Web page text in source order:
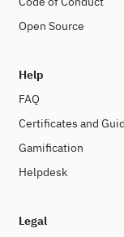
Open Source
Help
FAQ
Certificates and
Gamification
Helpdesk
Legal